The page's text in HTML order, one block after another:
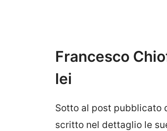
Francesco
lei
Sotto al post pubblicato
scritto nel dettaglio le